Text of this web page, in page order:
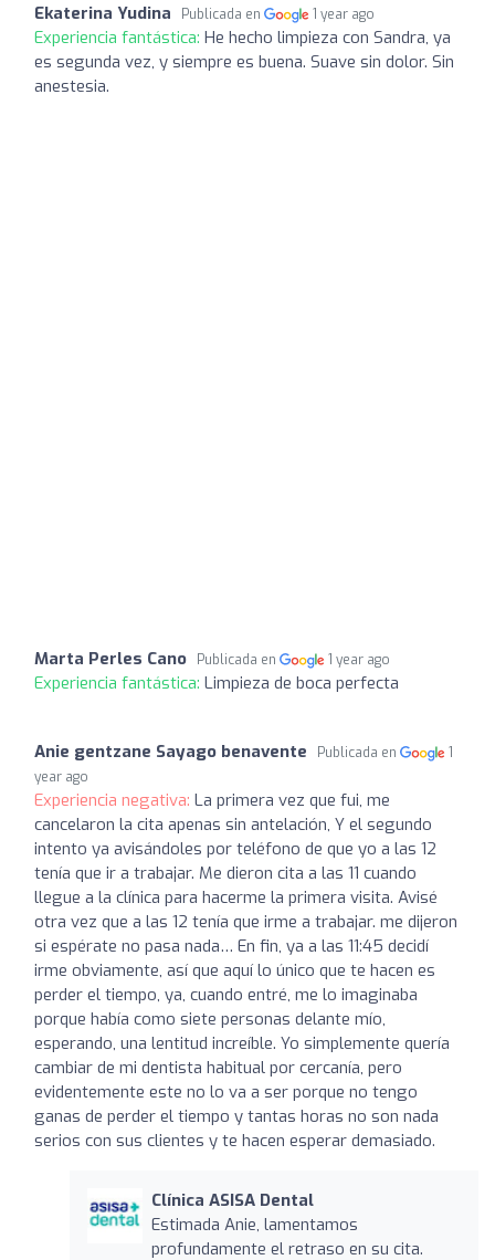
Ekaterina Yudina Publicada en 1 year ago
Experiencia fantástica: He hecho limpieza con Sandra, ya
es segunda vez, y siempre es buena. Suave sin dolor. Sin
anestesia.
Marta Perles Cano Publicada en 1 year ago
Experiencia fantástica: Limpieza de boca perfecta
Anie gentzane Sayago benavente Publicada en
1
year ago
Experiencia negativa: La primera vez que fui, me
cancelaron la cita apenas sin antelación, Y el segundo
intento ya avisándoles por teléfono de que yo a las 12
tenía que ir a trabajar. Me dieron cita a las 11 cuando
llegue a la clínica para hacerme la primera visita. Avisé
otra vez que a las 12 tenía que irme a trabajar. me dijeron
si espérate no pasa nada… En fin, ya a las 11:45 decidí
irme obviamente, así que aquí lo único que te hacen es
perder el tiempo, ya, cuando entré, me lo imaginaba
porque había como siete personas delante mío,
esperando, una lentitud increíble. Yo simplemente quería
cambiar de mi dentista habitual por cercanía, pero
evidentemente este no lo va a ser porque no tengo
ganas de perder el tiempo y tantas horas no son nada
serios con sus clientes y te hacen esperar demasiado.
Clínica ASISA Dental
Estimada Anie, lamentamos
profundamente el retraso en su cita.